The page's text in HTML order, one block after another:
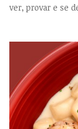
ver, provar e se